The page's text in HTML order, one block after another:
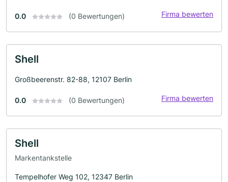
0.0 (0 Bewertungen) Firma bewerten
Shell
Großbeerenstr. 82-88, 12107 Berlin
0.0 (0 Bewertungen) Firma bewerten
Shell
Markentankstelle
Tempelhofer Weg 102, 12347 Berlin